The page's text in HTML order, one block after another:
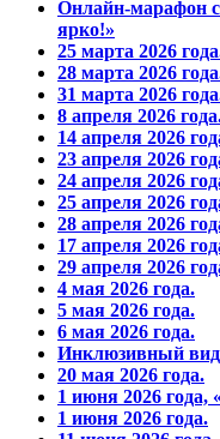
Онлайн-марафон
ярко!»
25 марта 2026
28 марта 2026
31 марта 2026
8 апреля 2026
14 апреля 2026
23 апреля 2026
24 апреля 2026
25 апреля 2026
28 апреля 2026
17 апреля 2026
29 апреля 2026
4 мая 2026 года.
5 мая 2026 года.
6 мая 2026 года.
Инклюзивный
20 мая 2026 года.
1 июня 2026
1 июня 2026 года.